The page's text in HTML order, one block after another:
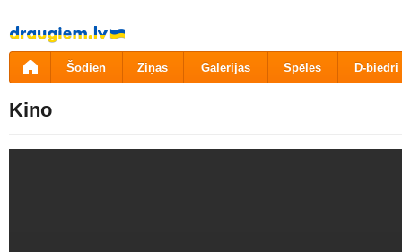
Pāriet
uz
saturu
Šodien Ziņas Galerijas Spēles D-biedri
Kino